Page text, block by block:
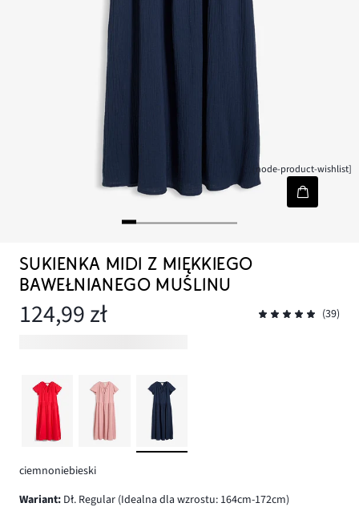
[node-product-wishlist]
SUKIENKA MIDI Z MIĘKKIEGO
BAWEŁNIANEGO MUŚLINU
124,99 zł (39)
ciemnoniebieski
wariant: Dł. Regular (Idealna dla wzrostu: 164cm-172cm)